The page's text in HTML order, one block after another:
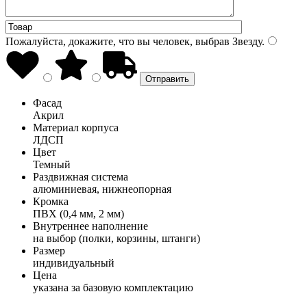
Пожалуйста, докажите, что вы человек, выбрав Звезду.
Фасад
Акрил
Материал корпуса
ЛДСП
Цвет
Темный
Раздвижная система
алюминиевая, нижнеопорная
Кромка
ПВХ (0,4 мм, 2 мм)
Внутреннее наполнение
на выбор (полки, корзины, штанги)
Размер
индивидуальный
Цена
указана за базовую комплектацию